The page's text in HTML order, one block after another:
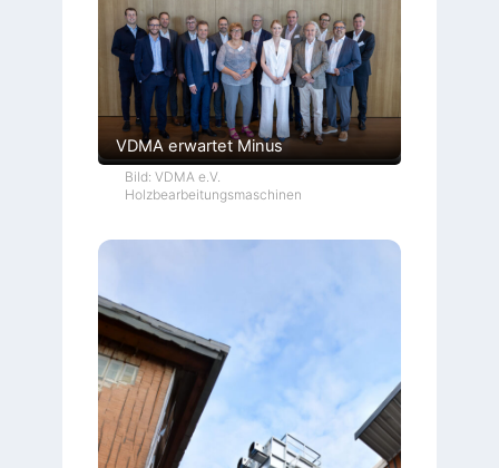
VDMA erwartet Minus
Bild: VDMA e.V.
Holzbearbeitungsmaschinen